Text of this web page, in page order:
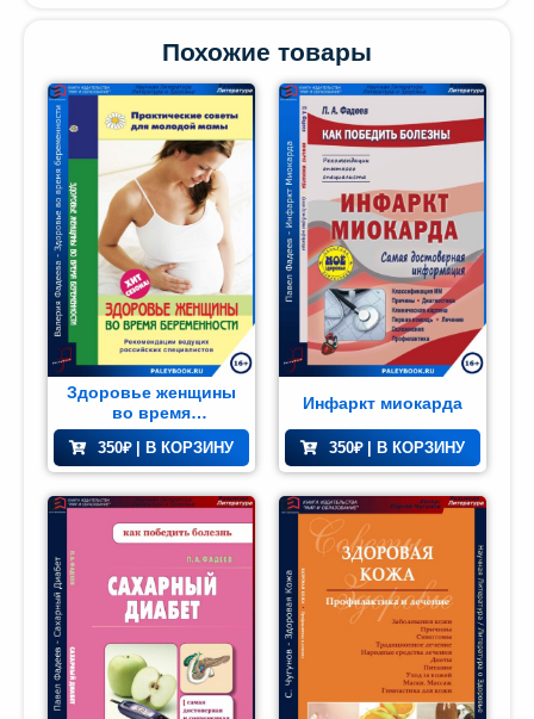
Похожие товары
Здоровье женщины
во время
беременности
350₽ | В КОРЗИНУ
Инфаркт миокарда
350₽ | В КОРЗИНУ